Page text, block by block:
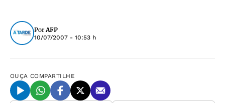
PorAFP
10/07/2007 - 10:53 h
OUÇA COMPARTILHE